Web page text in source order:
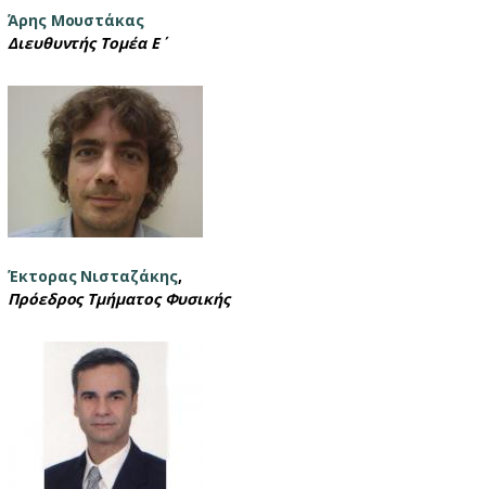
Άρης Μουστάκας
Διευθυντής Τομέα Ε΄
Έκτορας Νισταζάκης,
Πρόεδρος Τμήματος Φυσικής